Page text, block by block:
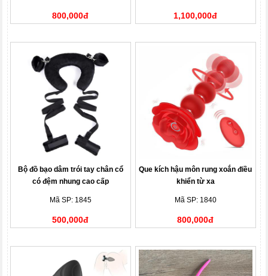
800,000đ 1,100,000đ
Bộ đồ bạo dâm trói tay chân cổ
có đệm nhung cao cấp
Mã SP: 1845
500,000đ
Que kích hậu môn rung xoắn điều
khiển từ xa
Mã SP: 1840
800,000đ